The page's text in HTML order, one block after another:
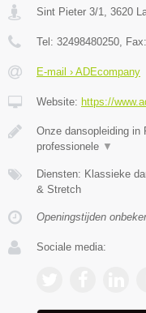
Sint Pieter 3/1 3620
Tel: 32498480250 , Fax:
E-mail › ADEcompany
Website: https://
Onze dansopleiding in
professionele ▼
Diensten: Klassieke
& Stretch
Openingstijden
Sociale media: